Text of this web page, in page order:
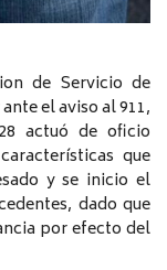
de Servicio de
el aviso al 911,
actuó de oficio
que
y se inicio el
dado que
por efecto del